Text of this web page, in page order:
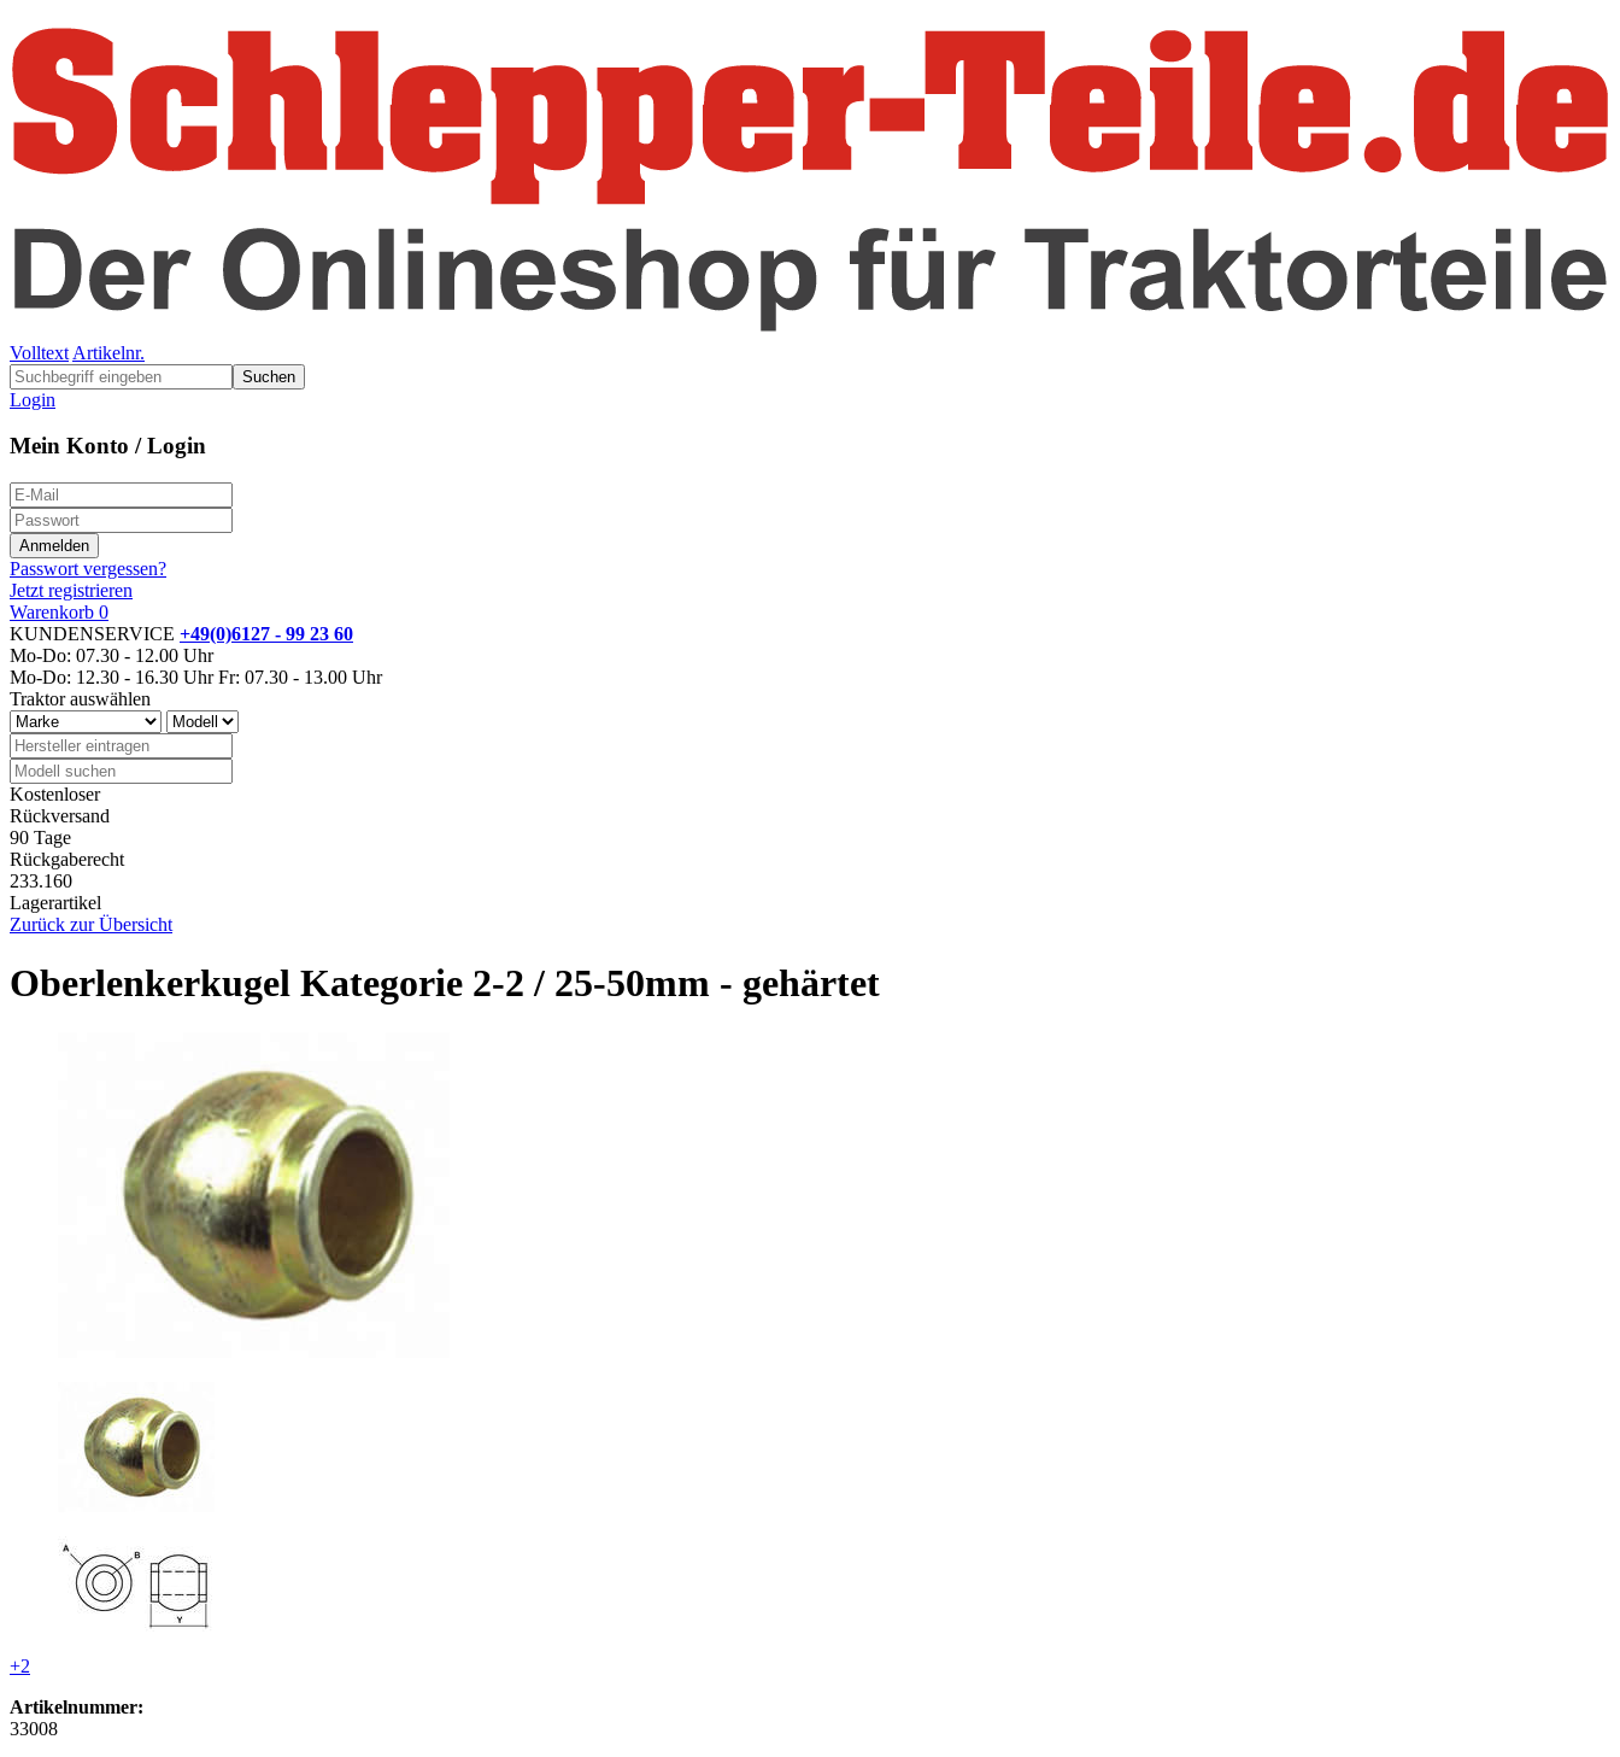
Volltext Artikelnr.
Suchen
Login
Mein Konto / Login
Passwort vergessen?
Jetzt registrieren
Warenkorb 0
KUNDENSERVICE +49(0)6127 - 99 23 60
Mo-Do: 07.30 - 12.00 Uhr
Mo-Do: 12.30 - 16.30 Uhr Fr: 07.30 - 13.00 Uhr
Traktor auswählen
Kostenloser
Rückversand
90 Tage
Rückgaberecht
233.160
Lagerartikel
Zurück zur Übersicht
Oberlenkerkugel Kategorie 2-2 / 25-50mm - gehärtet
+2
Artikelnummer:
33008